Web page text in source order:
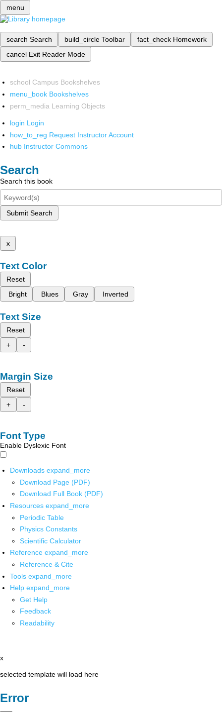
menu
search Search build_circle Toolbar fact_check Homework
cancel Exit Reader Mode
school Campus Bookshelves
menu_book Bookshelves
perm_media Learning Objects
login Login
how_to_reg Request Instructor Account
hub Instructor Commons
Search
Search this book
Submit Search
x
Text Color
Reset
Bright
Blues Gray Inverted
Text Size
Reset
+
-
Margin Size
Reset
+
-
Font Type
Enable Dyslexic Font
Downloads expand_more
Download Page (PDF)
Download Full Book (PDF)
Resources expand_more
Periodic Table
Physics Constants
Scientific Calculator
Reference expand_more
Reference & Cite
Tools expand_more
Help expand_more
Get Help
Feedback
Readability
x
selected template will load here
Error